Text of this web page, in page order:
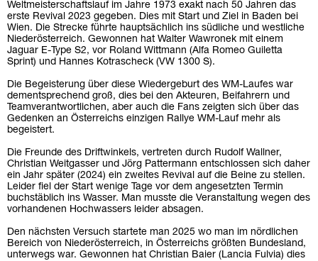
Weltmeisterschaftslauf im Jahre 1973 exakt nach 50 Jahren das
erste Revival 2023 gegeben. Dies mit Start und Ziel in Baden bei
Wien. Die Strecke führte hauptsächlich ins südliche und westliche
Niederösterreich. Gewonnen hat Walter Wawronek mit einem
Jaguar E-Type S2, vor Roland Wittmann (Alfa Romeo Guiletta
Sprint) und Hannes Kotrascheck (VW 1300 S).
Die Begeisterung über diese Wiedergeburt des WM-Laufes war
dementsprechend groß, dies bei den Akteuren, Beifahrern und
Teamverantwortlichen, aber auch die Fans zeigten sich über das
Gedenken an Österreichs einzigen Rallye WM-Lauf mehr als
begeistert.
Die Freunde des Driftwinkels, vertreten durch Rudolf Wallner,
Christian Weitgasser und Jörg Pattermann entschlossen sich daher
ein Jahr später (2024) ein zweites Revival auf die Beine zu stellen.
Leider fiel der Start wenige Tage vor dem angesetzten Termin
buchstäblich ins Wasser. Man musste die Veranstaltung wegen des
vorhandenen Hochwassers leider absagen.
Den nächsten Versuch startete man 2025 wo man im nördlichen
Bereich von Niederösterreich, in Österreichs größten Bundesland,
unterwegs war. Gewonnen hat Christian Baier (Lancia Fulvia) dies